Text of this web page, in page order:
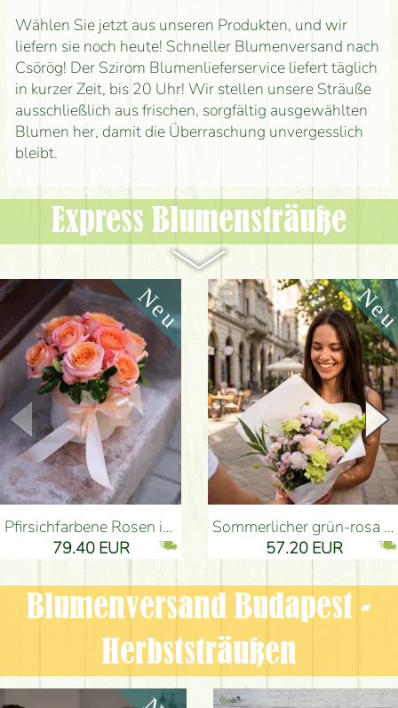
Wählen Sie jetzt aus unseren Produkten, und wir
liefern sie noch heute! Schneller Blumenversand nach
Csörög! Der Szirom Blumenlieferservice liefert täglich
in kurzer Zeit, bis 20 Uhr! Wir stellen unsere Sträuße
ausschließlich aus frischen, sorgfältig ausgewählten
Blumen her, damit die Überraschung unvergesslich
bleibt.
Express Blumen­sträuße
Pfirsichfarbene Rosen in einer eleganten plüsch Zylinderbox (9 Stiele) - Blumenlieferung Budapest
79.40 EUR
Sommerlicher grün-rosa Strauß mit Nelken, Santini, Rosen und kleinen Blüten (12 Stiele) - Blumenlieferung Budapest
57.20 EUR
Blumenversand Budapest -
Herbststräußen